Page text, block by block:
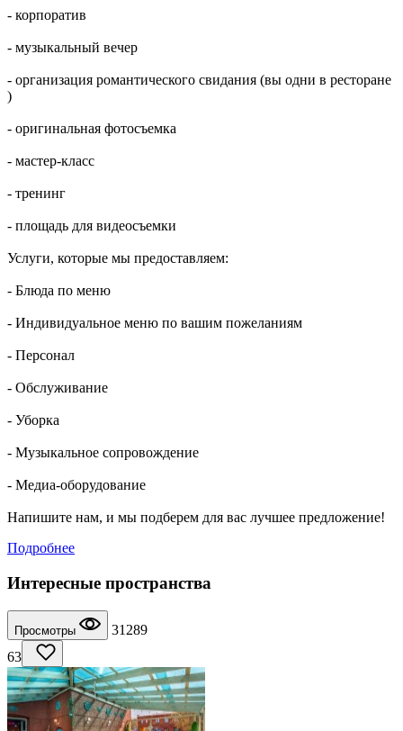
- корпоратив
- музыкальный вечер
- организация романтического свидания (вы одни в ресторане
)
- оригинальная фотосъемка
- мастер-класс
- тренинг
- площадь для видеосъемки
Услуги, которые мы предоставляем:
- Блюда по меню
- Индивидуальное меню по вашим пожеланиям
- Персонал
- Обслуживание
- Уборка
- Музыкальное сопровождение
- Медиа-оборудование
Напишите нам, и мы подберем для вас лучшее предложение!
Подробнее
Интересные пространства
Просмотры
31289
63